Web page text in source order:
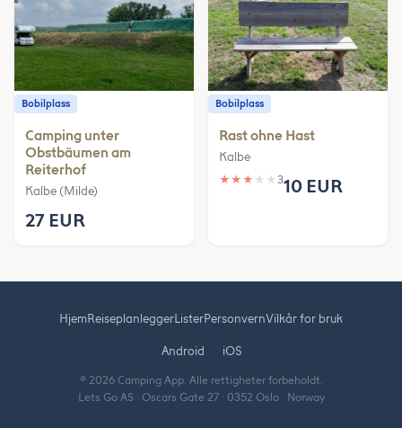
Bobilplass
Camping unter
Obstbäumen am
Reiterhof
Kalbe (Milde)
27 EUR
Bobilplass
Rast ohne Hast
Kalbe
★ ★ ★ ★ ★ 310 EUR
HjemReiseplanleggerListerPersonvernVilkår for bruk
Android iOS
© 2026 Camping App. Alle rettigheter forbeholdt.
Lets Go AS · Oscars Gate 27 · 0352 Oslo · Norway